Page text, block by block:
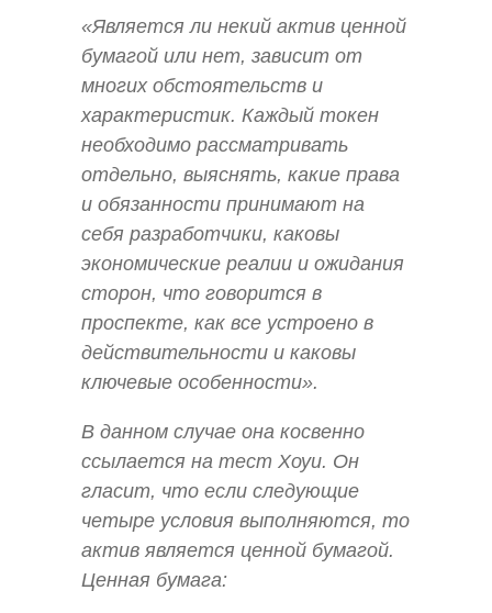
«Является ли некий актив ценной
бумагой или нет, зависит от
многих обстоятельств и
характеристик. Каждый токен
необходимо рассматривать
отдельно, выяснять, какие права
и обязанности принимают на
себя разработчики, каковы
экономические реалии и ожидания
сторон, что говорится в
проспекте, как все устроено в
действительности и каковы
ключевые особенности».
В данном случае она косвенно
ссылается на тест Хоуи. Он
гласит, что если следующие
четыре условия выполняются, то
актив является ценной бумагой.
Ценная бумага: